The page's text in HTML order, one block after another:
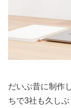
だいぶ昔に制作
ちで3社も久しぶ